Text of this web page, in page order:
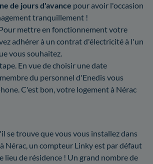
de jours d'avance pour avoir l'occasion
tranquillement !
mettre en fonctionnement votre
adhérer à un contrat d'électricité à l'un
vous souhaitez.
En vue de choisir une date
du personnel d'Enedis vous
C'est bon, votre logement à Nérac
se trouve que vous vous installez dans
Nérac, un compteur Linky est par défaut
lieu de résidence ! Un grand nombre de